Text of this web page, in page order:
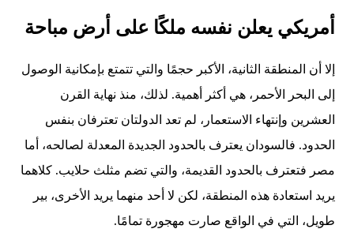
أمريكي يعلن نفسه ملكًا على أرض مباحة
إلا أن المنطقة الثانية، الأكبر حجمًا والتي تتمتع بإمكانية الوصول
إلى البحر الأحمر، هي أكثر أهمية. لذلك، منذ نهاية القرن
العشرين وإنتهاء الاستعمار، لم تعد الدولتان تعترفان بنفس
الحدود. فالسودان يعترف بالحدود الجديدة المعدلة لصالحه، أما
مصر فتعترف بالحدود القديمة، والتي تضم مثلث حلايب. كلاهما
يريد استعادة هذه المنطقة، لكن لا أحد منهما يريد الأخرى، بير
طويل، التي في الواقع صارت مهجورة تمامًا.